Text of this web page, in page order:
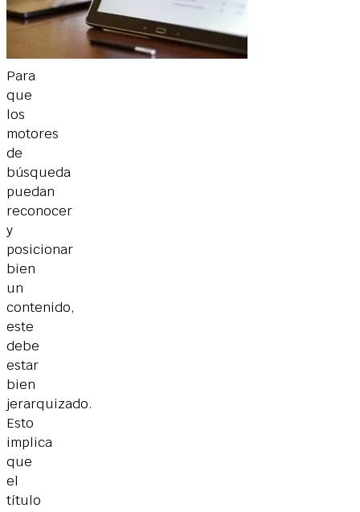
Para
que
los
motores
de
búsqueda
puedan
reconocer
y
posicionar
bien
un
contenido,
este
debe
estar
bien
jerarquizado.
Esto
implica
que
el
título